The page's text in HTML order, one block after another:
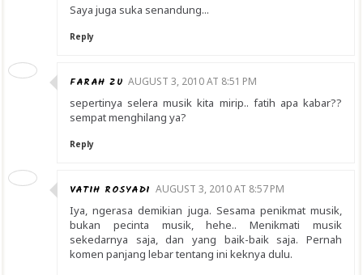
Saya juga suka senandung...
Reply
FARAH ZU AUGUST 3, 2010 AT 8:51 PM
sepertinya selera musik kita mirip.. fatih apa kabar??
sempat menghilang ya?
Reply
VATIH ROSYADI AUGUST 3, 2010 AT 8:57 PM
Iya, ngerasa demikian juga. Sesama penikmat musik,
bukan pecinta musik, hehe.. Menikmati musik
sekedarnya saja, dan yang baik-baik saja. Pernah
komen panjang lebar tentang ini keknya dulu.